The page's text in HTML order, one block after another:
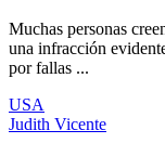
Muchas personas
una infracción
por fallas ...
USA
Judith Vicente